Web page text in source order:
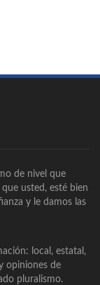
de nivel que
usted, esté bien
y le damos las
local, estatal,
opiniones de
pluralismo.